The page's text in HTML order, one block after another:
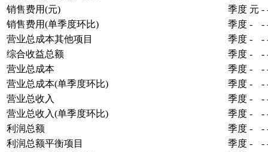
销售费用(元)
季度 元 -
销售费用(单季度环比)
季度 - -
营业总成本其他项目
季度 - -
综合收益总额
季度 - -
营业总成本
季度 - -
营业总成本(单季度环比)
季度 - -
营业总收入
季度 - -
营业总收入(单季度环比)
季度 - -
利润总额
季度 - -
利润总额平衡项目
季度 - -